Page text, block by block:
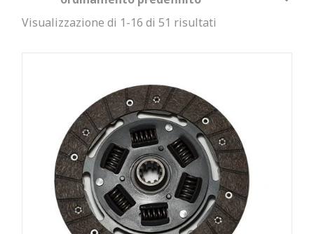
Visualizzazione di 1-16 di 51 risultati